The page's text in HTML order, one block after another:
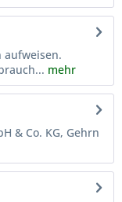
aufweisen.
mehr
& Co. KG, Gehrn